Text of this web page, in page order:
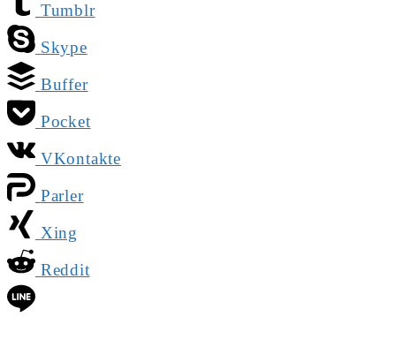
Tumblr
Skype
Buffer
Pocket
VKontakte
Parler
Xing
Reddit